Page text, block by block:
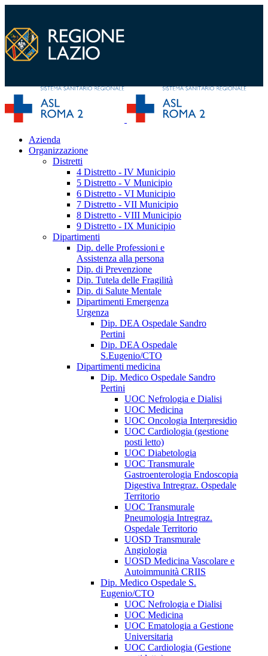
Azienda
Organizzazione
Distretti
4 Distretto - IV Municipio
5 Distretto - V Municipio
6 Distretto - VI Municipio
7 Distretto - VII Municipio
8 Distretto - VIII Municipio
9 Distretto - IX Municipio
Dipartimenti
Dip. delle Professioni e
Assistenza alla persona
Dip. di Prevenzione
Dip. Tutela delle Fragilità
Dip. di Salute Mentale
Dipartimenti Emergenza
Urgenza
Dip. DEA Ospedale Sandro
Pertini
Dip. DEA Ospedale
S.Eugenio/CTO
Dipartimenti medicina
Dip. Medico Ospedale Sandro
Pertini
UOC Nefrologia e Dialisi
UOC Medicina
UOC Oncologia Interpresidio
UOC Cardiologia (gestione
posti letto)
UOC Diabetologia
UOC Transmurale
Gastroenterologia Endoscopia
Digestiva Intregraz. Ospedale
Territorio
UOC Transmurale
Pneumologia Intregraz.
Ospedale Territorio
UOSD Transmurale
Angiologia
UOSD Medicina Vascolare e
Autoimmunità CRIIS
Dip. Medico Ospedale S.
Eugenio/CTO
UOC Nefrologia e Dialisi
UOC Medicina
UOC Ematologia a Gestione
Universitaria
UOC Cardiologia (Gestione